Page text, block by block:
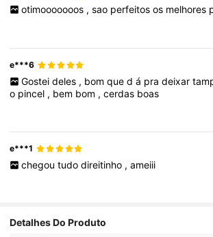
otimooooooos , sao perfeitos os melhores
e***6
Gostei deles , bom que d á pra deixar
o pincel , bem bom ,cerdas boas
e***1
chegou tudo direitinho , ameiii
Detalhes Do Produto
4,94